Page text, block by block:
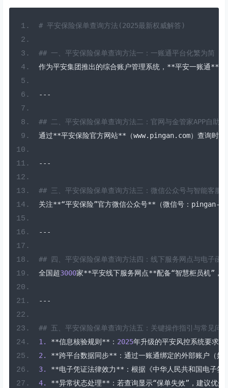
# 平安保险保单查询方法(2025最新权威解答)
## 一、平安保险保单查询方法一：一账通平台化繁为简
作为平安集团推出的综合账户管理系统，**平安一账通**
---
## 二、平安保险保单查询方法二：官网与金管家APP自
通过**平安保险官方网站**（www. pingan. com）查询时，
---
## 三、平安保险保单查询方法三：微信公众号与智能客
关注**“平安保险”官方微信公众号**（微信号： pingan-
---
## 四、平安保险保单查询方法四：线下服务网点与电子
全国超3000家**平安线下服务网点**配备“智慧柜员机”，
---
## 五、平安保险保单查询方法五：关键操作指引与常见
1.
**信息核验规则**： 2025年升级的平安风控系统要求
2.
**跨平台数据同步**：通过一账通绑定的外部账户（如
3.
**电子凭证法律效力**：根据《中华人民共和国电子签
4.
**异常状态处理**：若查询显示“保单失效”，建议优先